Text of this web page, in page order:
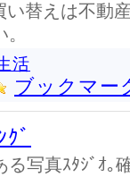
替えは不動
活
ブックマー
ﾞ
写真ｽﾀｼﾞｵ｡